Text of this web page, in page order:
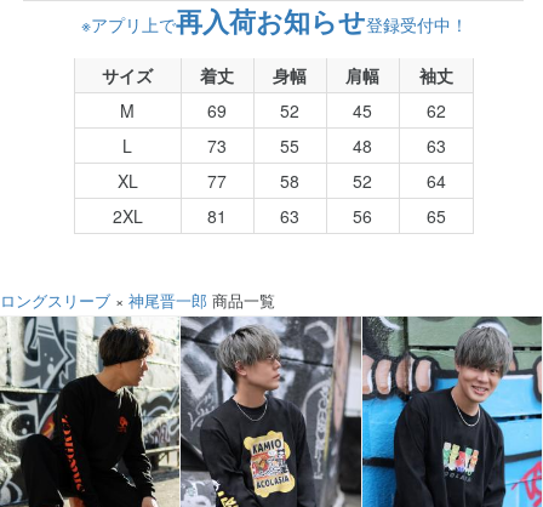
※アプリ上で再入荷お知らせ登録受付中！
サイズ 着丈 身幅 肩幅
袖丈
M
69 52 45
62
L
73 55 48
63
XL
77 58 52
64
2XL
81 63 56 65
ロングスリーブ × 神尾晋一郎 商品一覧